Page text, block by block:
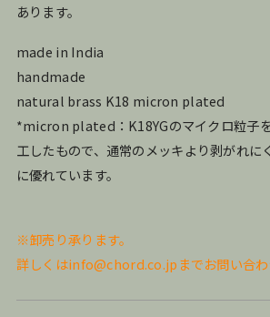
あります。
made in India
handmade
natural brass K18 micron plated
*micron plated：K18YGのマイクロ粒子
工したもので、通常のメッキより剥がれに
に優れています。
※卸売り承ります。
詳しくはinfo@chord.co.jpまでお問い合わ